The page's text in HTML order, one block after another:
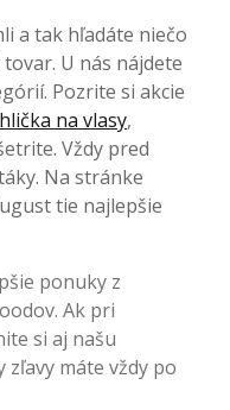
a tak hľadáte niečo
U nás nájdete
Pozrite si akcie
na vlasy,
Vždy pred
Na stránke
tie najlepšie
ponuky z
Ak pri
si aj našu
zľavy máte vždy po